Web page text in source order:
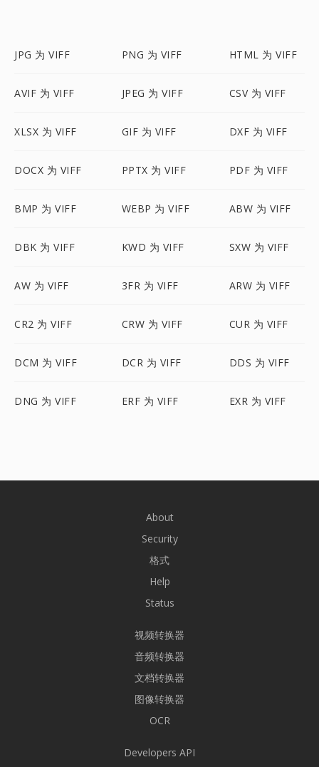
JPG 为 VIFF PNG 为 VIFF HTML 为 VIFF
AVIF 为 VIFF JPEG 为 VIFF CSV 为 VIFF
XLSX 为 VIFF GIF 为 VIFF DXF 为 VIFF
DOCX 为 VIFF PPTX 为 VIFF PDF 为 VIFF
BMP 为 VIFF WEBP 为 VIFF ABW 为 VIFF
DBK 为 VIFF KWD 为 VIFF SXW 为 VIFF
AW 为 VIFF 3FR 为 VIFF ARW 为 VIFF
CR2 为 VIFF CRW 为 VIFF CUR 为 VIFF
DCM 为 VIFF DCR 为 VIFF DDS 为 VIFF
DNG 为 VIFF ERF 为 VIFF EXR 为 VIFF
About
Security
格式
Help
Status
视频转换器
音频转换器
文档转换器
图像转换器
OCR
Developers API